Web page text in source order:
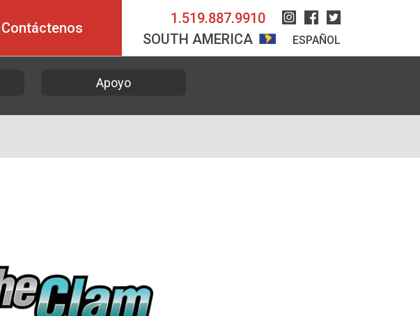
Contáctenos
1.519.887.9910 Instagram
Facebook
Twitter
SOUTH AMERICA ESPAÑOL
Apoyo